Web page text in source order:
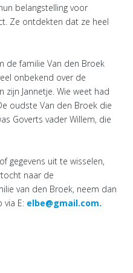
belangstelling voor
Ze ontdekten dat ze heel
de familie Van den Broek
onbekend over de
zijn Jannetje. Wie weet had
oudste Van den Broek die
Goverts vader Willem, die
gegevens uit te wisselen,
naar de
van den Broek, neem dan
via E: elbe@gmail.com.